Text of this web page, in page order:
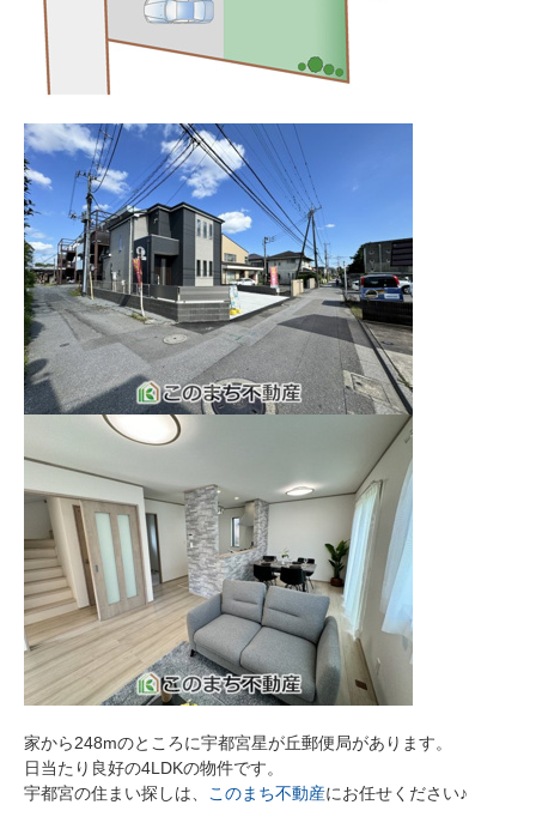
家から248mのところに宇都宮星が丘郵便局があります。
日当たり良好の4LDKの物件です。
宇都宮の住まい探しは、 このまち不動産にお任せください♪